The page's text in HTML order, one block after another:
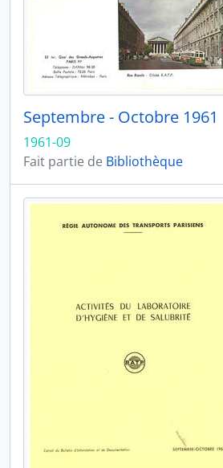
Septembre - Octobre 1961
1961-09
Fait partie de Bibliothèque